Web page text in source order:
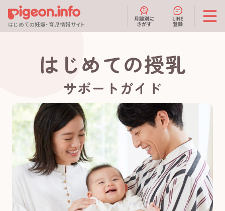
はじめての妊娠・育児情報サイト
月齢別に
さがす
LINE
登録
はじめての授乳
サポートガイド